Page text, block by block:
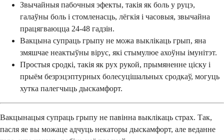
Звычайныя пабочныя эфекты, такія як боль у руцэ,
галаўны боль і стомленасць, лёгкія і часовыя, звычайна
працягваюцца 24-48 гадзін.
Вакцына супраць грыпу не можа выклікаць грып, яна
змяшчае неактыўны вірус, які стымулюе ахоўны імунітэт.
Простыя сродкі, такія як рух рукой, прымяненне ціску і
прыём безрэцэптурных болесуцішальных сродкаў, могуць
хутка палегчыць дыскамфорт.
Вакцынацыя супраць грыпу не павінна выклікаць страх. Так,
пасля яе вы можаце адчуць некаторы дыскамфорт, але веданне